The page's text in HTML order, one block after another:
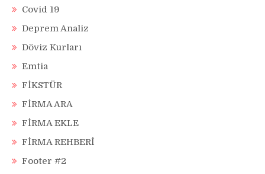
Covid 19
Deprem Analiz
Döviz Kurları
Emtia
FİKSTÜR
FİRMA ARA
FİRMA EKLE
FİRMA REHBERİ
Footer #2